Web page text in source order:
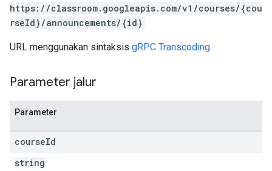
https://classroom.googleapis.com/v1/courses/{cou
rseId}/announcements/{id}
URL menggunakan sintaksis gRPC Transcoding.
Parameter jalur
Parameter
courseId
string